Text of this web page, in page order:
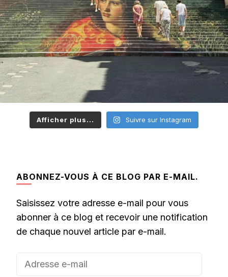
Afficher plus... Suivre sur Instagram
ABONNEZ-VOUS À CE BLOG PAR E-MAIL.
Saisissez votre adresse e-mail pour vous
abonner à ce blog et recevoir une notification
de chaque nouvel article par e-mail.
Adresse